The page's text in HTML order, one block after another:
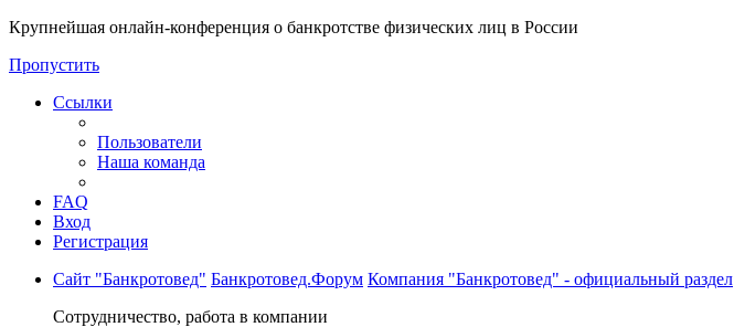
Крупнейшая онлайн-конференция о банкротстве физических лиц в России
Пропустить
Ссылки
Пользователи
Наша команда
FAQ
Вход
Регистрация
Сайт "Банкротовед" Банкротовед.Форум Компания "Банкротовед" - официальный раздел
Сотрудничество, работа в компании